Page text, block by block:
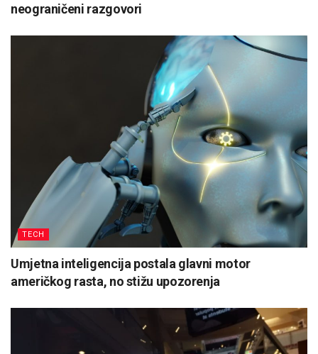
neograničeni razgovori
TECH
Umjetna inteligencija postala glavni motor
američkog rasta, no stižu upozorenja